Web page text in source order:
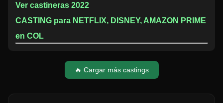
Ver castineras 2022
CASTING para NETFLIX, DISNEY, AMAZON PRIME
en COL
🔥 Cargar más castings